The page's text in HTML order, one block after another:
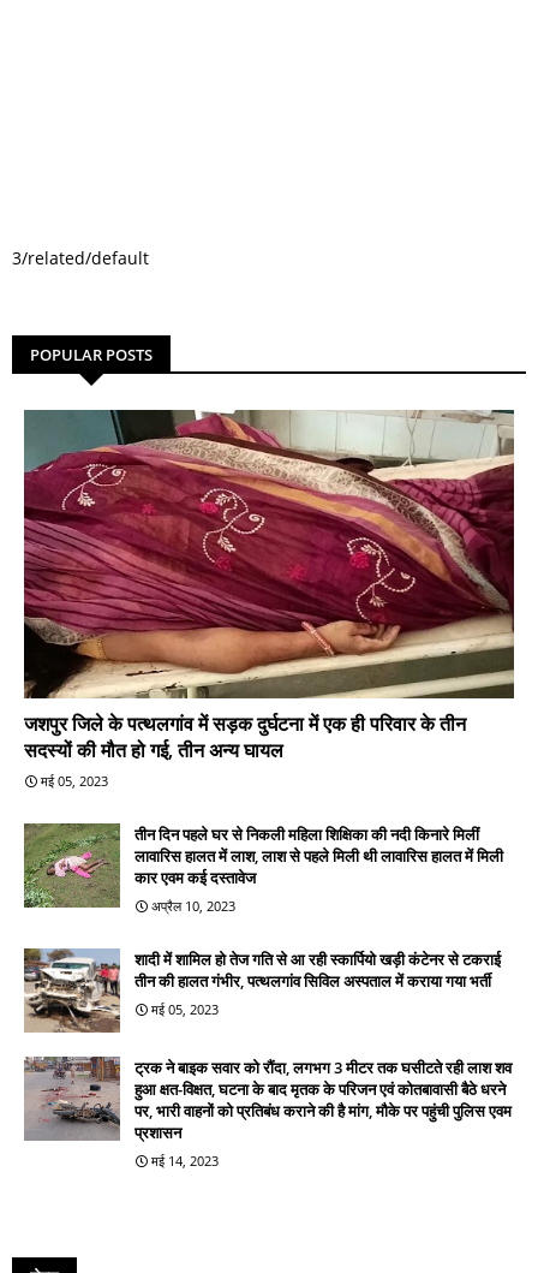
3/related/default
POPULAR POSTS
जशपुर जिले के पत्थलगांव में सड़क दुर्घटना में एक ही परिवार के तीन
सदस्यों की मौत हो गई, तीन अन्य घायल
मई 05, 2023
तीन दिन पहले घर से निकली महिला शिक्षिका की नदी किनारे मिलीं
लावारिस हालत में लाश, लाश से पहले मिली थी लावारिस हालत में मिली
कार एवम कई दस्तावेज
अप्रैल 10, 2023
शादी में शामिल हो तेज गति से आ रही स्कार्पियो खड़ी कंटेनर से टकराई
तीन की हालत गंभीर, पत्थलगांव सिविल अस्पताल में कराया गया भर्ती
मई 05, 2023
ट्रक ने बाइक सवार को रौंदा, लगभग 3 मीटर तक घसीटते रही लाश शव
हुआ क्षत-विक्षत, घटना के बाद मृतक के परिजन एवं कोतबावासी बैठे धरने
पर, भारी वाहनों को प्रतिबंध कराने की है मांग, मौके पर पहुंची पुलिस एवम
प्रशासन
मई 14, 2023